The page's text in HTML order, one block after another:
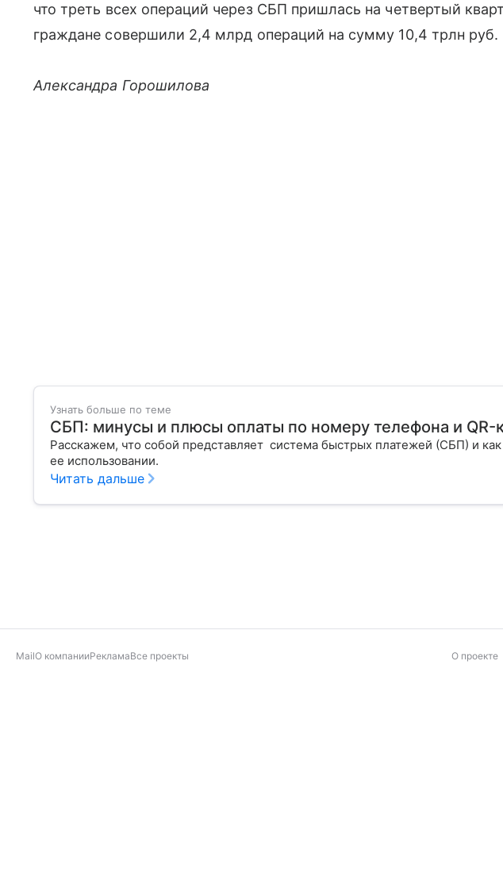
что треть всех операций через СБП пришлась на четвертый
граждане совершили 2,4 млрд операций на сумму 10,4 трлн руб.
Александра Горошилова
Узнать больше по теме
СБП: минусы и плюсы оплаты по номеру телефона и QR-
Расскажем, что собой представляет система быстрых платежей (СБП) и
ее использовании.
Читать дальше
MailО компанииРекламаВсе проекты О проекте